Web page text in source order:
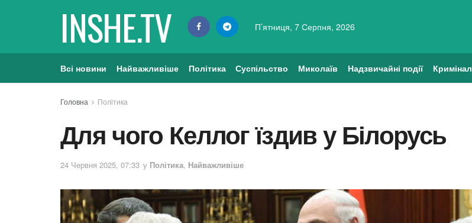
INSHE.TV П’ятниця, 7 Серпня, 2026
Всі новини Найважливіше Політика Суспільство Миколаїв Надзвичайні події Кримінал
Головна Політика
Для чого Келлог їздив у Білорусь
24 Червня 2025, 07:33 у Політика, Найважливіше